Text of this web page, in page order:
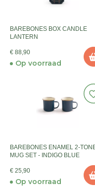
BAREBONES BOX CANDLE
LANTERN
€ 88,90
Op voorraad
BAREBONES ENAMEL 2-
MUG SET - INDIGO BLUE
€ 25,90
Op voorraad